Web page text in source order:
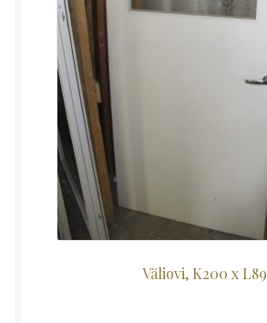
Väliovi, K200 x L89